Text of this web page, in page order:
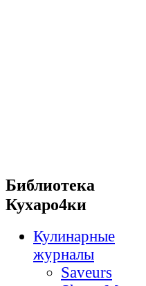
Библиотека
Кухаро4ки
Кулинарные
журналы
Saveurs